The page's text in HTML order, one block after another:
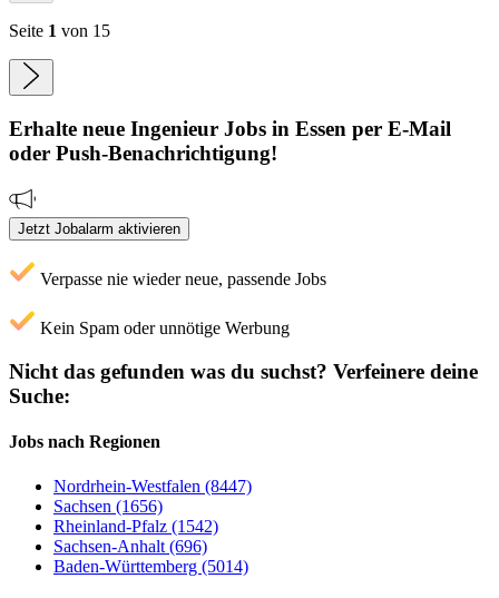
Seite 1 von 15
Erhalte neue Ingenieur Jobs in Essen per E-Mail
oder Push-Benachrichtigung!
Jetzt Jobalarm aktivieren
Verpasse nie wieder neue, passende Jobs
Kein Spam oder unnötige Werbung
Nicht das gefunden was du suchst? Verfeinere deine
Suche:
Jobs nach Regionen
Nordrhein-Westfalen (8447)
Sachsen (1656)
Rheinland-Pfalz (1542)
Sachsen-Anhalt (696)
Baden-Württemberg (5014)